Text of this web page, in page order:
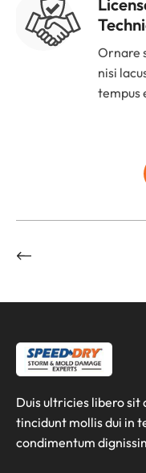
Ornare
nisi
tempus
Duis ultricies libero
tincidunt mollis dui in
condimentum